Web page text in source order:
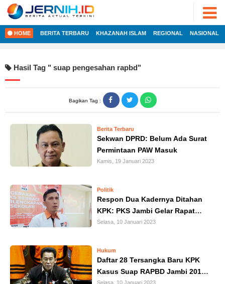
HOME
NASIONAL
INTERNASIONAL
EKOBIS
POLITIK
KRIMINAL
ADVERTORIAL
FOTO
VIDEO
JAMBI
CAKRAWALA
HEALTH
PROPERTY
LIFESTYLE
ENTREPRENEURSHIP
2022
JERNIH.ID
•
Developed
HOME BERITA TERBARU KHAZANAH ISLAM REGIONAL NASIONAL
Hasil Tag " suap pengesahan rapbd"
Bagikan Tag :
Berita Terbaru
Sekwan DPRD: Belum Ada Surat
Permintaan PAW Masuk
Kamis, 19 Januari 2023
Politik
Respon Dua Kadernya Ditahan
KPK: PKS Jambi Gelar Rapat
Malam Ini
Selasa, 10 Januari 2023
Hukum
Daftar 28 Tersangka Baru KPK
Kasus Suap RAPBD Jambi 2017-
Selasa, 10 Januari 2023